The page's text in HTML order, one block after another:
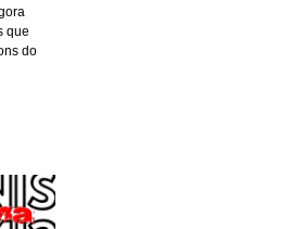
que
do